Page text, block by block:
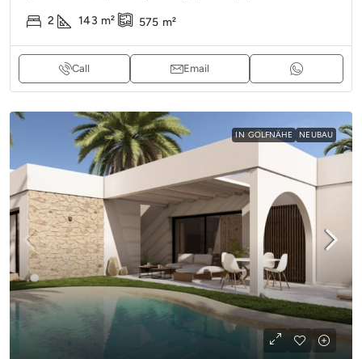
2 143 m² 575 m²
Call Email
IN GOLFNÄHE NEUBAU